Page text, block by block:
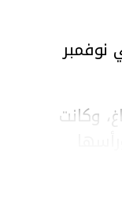
31 عاما، ميتة في نوفمبر
وكانت